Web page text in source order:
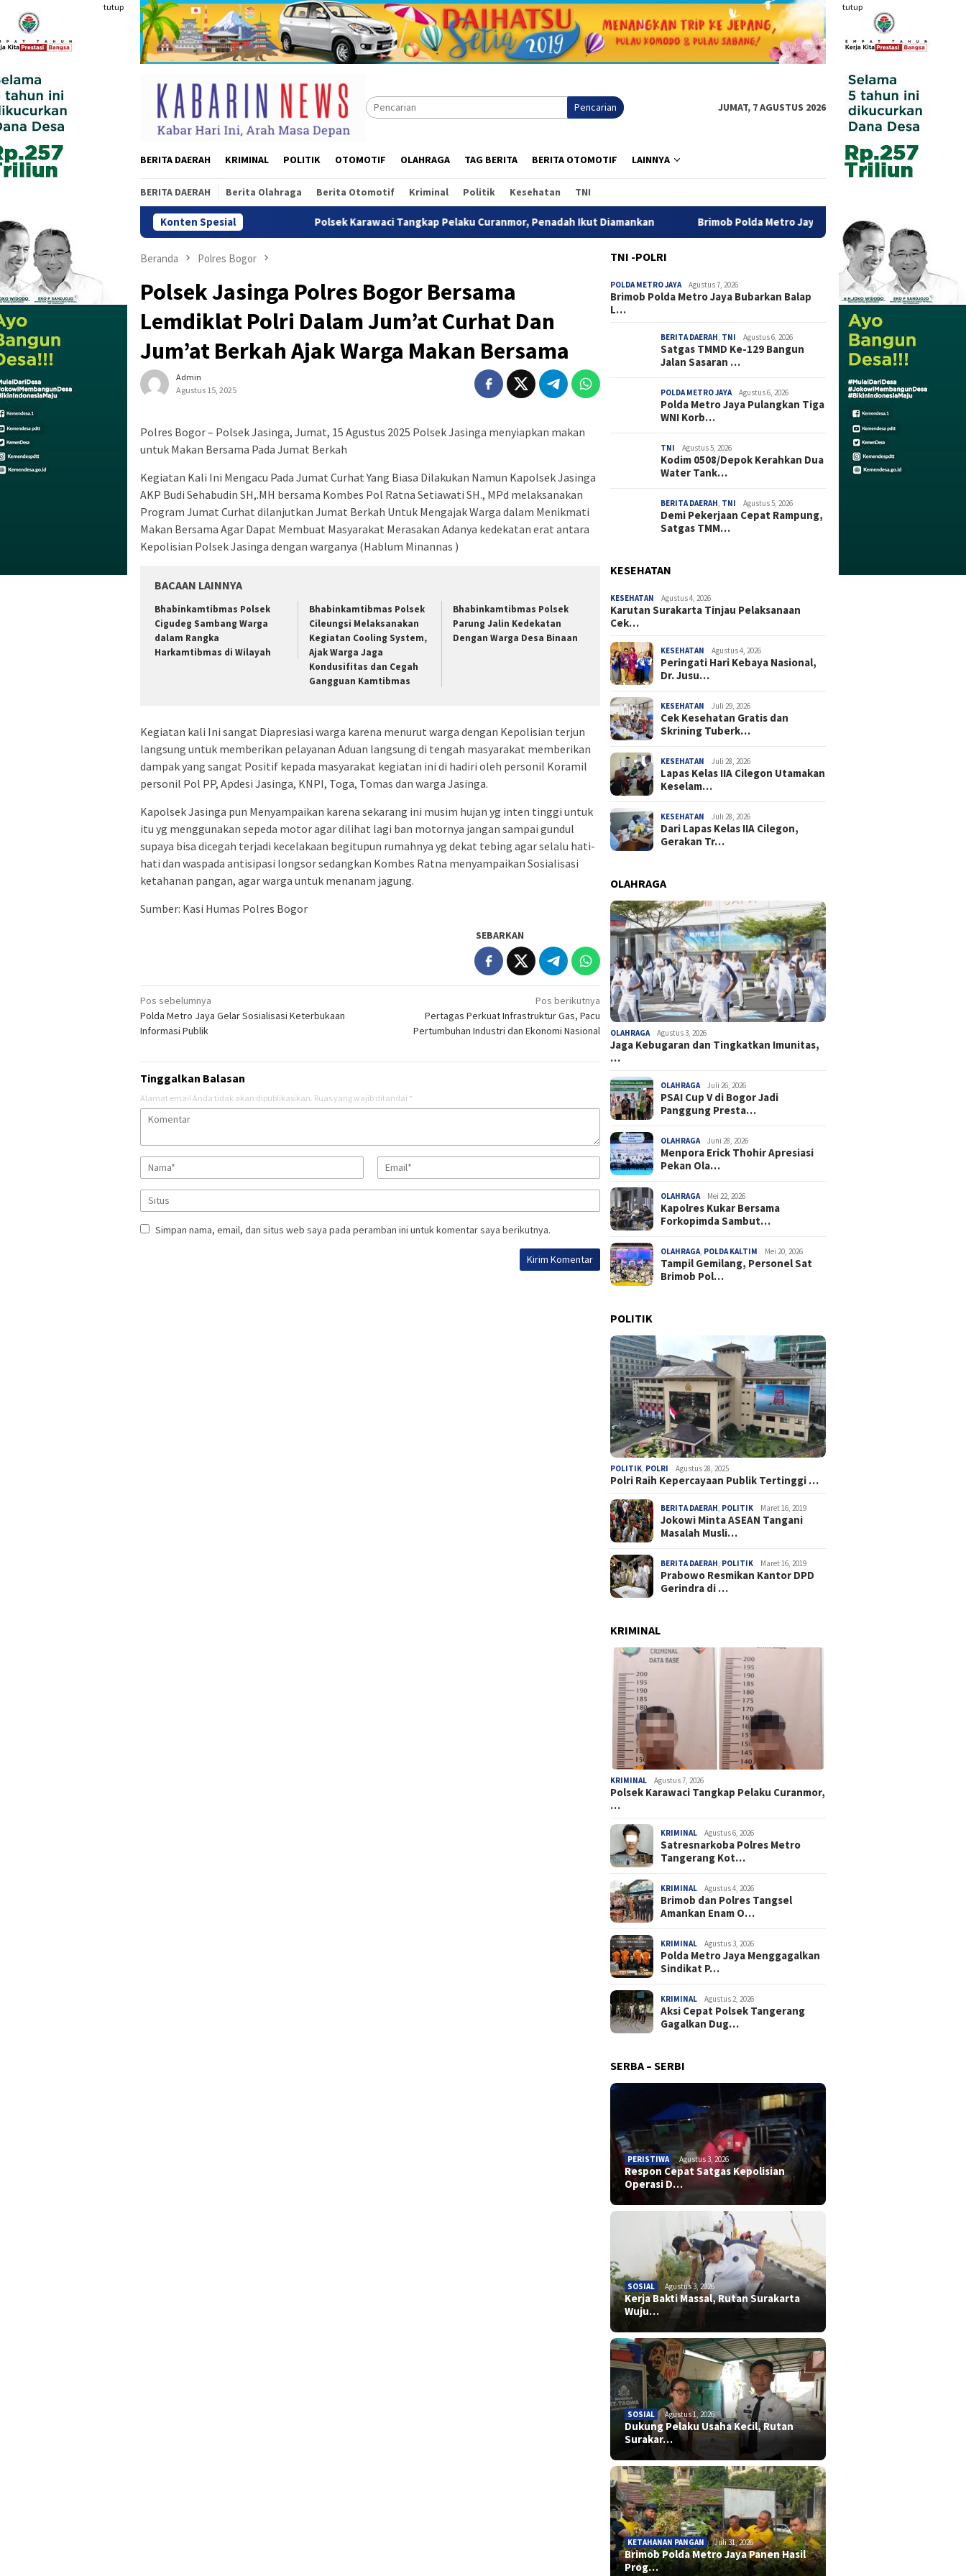
konten
tutup tutup
Pencarian JUMAT, 7 AGUSTUS 2026
BERITA DAERAH KRIMINAL POLITIK OTOMOTIF OLAHRAGA TAG BERITA BERITA OTOMOTIF LAINNYA
BERITA DAERAH Berita Olahraga Berita Otomotif Kriminal Politik Kesehatan TNI
Konten SpesialPolsek Karawaci Tangkap Pelaku Curanmor, Penadah Ikut Diamankan Brimob Polda Metro Jaya Bubarkan Balap Liar, Sembilan Motor
Beranda Polres Bogor
Polsek Jasinga Polres Bogor Bersama
Lemdiklat Polri Dalam Jum’at Curhat Dan
Jum’at Berkah Ajak Warga Makan Bersama
Admin
Agustus 15, 2025
Polres Bogor – Polsek Jasinga, Jumat, 15 Agustus 2025 Polsek Jasinga menyiapkan makan
untuk Makan Bersama Pada Jumat Berkah
Kegiatan Kali Ini Mengacu Pada Jumat Curhat Yang Biasa Dilakukan Namun Kapolsek Jasinga
AKP Budi Sehabudin SH,.MH bersama Kombes Pol Ratna Setiawati SH., MPd melaksanakan
Program Jumat Curhat dilanjutkan Jumat Berkah Untuk Mengajak Warga dalam Menikmati
Makan Bersama Agar Dapat Membuat Masyarakat Merasakan Adanya kedekatan erat antara
Kepolisian Polsek Jasinga dengan warganya (Hablum Minannas )
BACAAN LAINNYA
Bhabinkamtibmas Polsek
Cigudeg Sambang Warga
dalam Rangka
Harkamtibmas di Wilayah
Bhabinkamtibmas Polsek
Cileungsi Melaksanakan
Kegiatan Cooling System,
Ajak Warga Jaga
Kondusifitas dan Cegah
Gangguan Kamtibmas
Bhabinkamtibmas Polsek
Parung Jalin Kedekatan
Dengan Warga Desa Binaan
Kegiatan kali Ini sangat Diapresiasi warga karena menurut warga dengan Kepolisian terjun
langsung untuk memberikan pelayanan Aduan langsung di tengah masyarakat memberikan
dampak yang sangat Positif kepada masyarakat kegiatan ini di hadiri oleh personil Koramil
personil Pol PP, Apdesi Jasinga, KNPI, Toga, Tomas dan warga Jasinga.
Kapolsek Jasinga pun Menyampaikan karena sekarang ini musim hujan yg inten tinggi untuk
itu yg menggunakan sepeda motor agar dilihat lagi ban motornya jangan sampai gundul
supaya bisa dicegah terjadi kecelakaan begitupun rumahnya yg dekat tebing agar selalu hati-
hati dan waspada antisipasi longsor sedangkan Kombes Ratna menyampaikan Sosialisasi
ketahanan pangan, agar warga untuk menanam jagung.
Sumber: Kasi Humas Polres Bogor
SEBARKAN
Navigasi
pos
Pos sebelumnya
Polda Metro Jaya Gelar Sosialisasi Keterbukaan
Informasi Publik
Pos berikutnya
Pertagas Perkuat Infrastruktur Gas, Pacu
Pertumbuhan Industri dan Ekonomi Nasional
Tinggalkan Balasan
Alamat email Anda tidak akan dipublikasikan. Ruas yang wajib ditandai *
Simpan nama, email, dan situs web saya pada peramban ini untuk komentar saya berikutnya.
TNI -POLRI
POLDA METRO JAYA Agustus 7, 2026
Brimob Polda Metro Jaya Bubarkan Balap
L…
BERITA DAERAH TNI Agustus 6, 2026
Satgas TMMD Ke-129 Bangun
Jalan Sasaran …
POLDA METRO JAYA Agustus 6, 2026
Polda Metro Jaya Pulangkan Tiga
WNI Korb…
TNI Agustus 5, 2026
Kodim 0508/Depok Kerahkan Dua
Water Tank…
BERITA DAERAH TNI Agustus 5, 2026
Demi Pekerjaan Cepat Rampung,
Satgas TMM…
KESEHATAN
KESEHATAN Agustus 4, 2026
Karutan Surakarta Tinjau Pelaksanaan
Cek…
KESEHATAN Agustus 4, 2026
Peringati Hari Kebaya Nasional,
Dr. Jusu…
KESEHATAN Juli 29, 2026
Cek Kesehatan Gratis dan
Skrining Tuberk…
KESEHATAN Juli 28, 2026
Lapas Kelas IIA Cilegon Utamakan
Keselam…
KESEHATAN Juli 28, 2026
Dari Lapas Kelas IIA Cilegon,
Gerakan Tr…
OLAHRAGA
OLAHRAGA Agustus 3, 2026
Jaga Kebugaran dan Tingkatkan Imunitas,
…
OLAHRAGA Juli 26, 2026
PSAI Cup V di Bogor Jadi
Panggung Presta…
OLAHRAGA Juni 28, 2026
Menpora Erick Thohir Apresiasi
Pekan Ola…
OLAHRAGA Mei 22, 2026
Kapolres Kukar Bersama
Forkopimda Sambut…
OLAHRAGA, POLDA KALTIM Mei 20, 2026
Tampil Gemilang, Personel Sat
Brimob Pol…
POLITIK
POLITIK, POLRI Agustus 28, 2025
Polri Raih Kepercayaan Publik Tertinggi …
BERITA DAERAH, POLITIK Maret 16, 2019
Jokowi Minta ASEAN Tangani
Masalah Musli…
BERITA DAERAH, POLITIK Maret 16, 2019
Prabowo Resmikan Kantor DPD
Gerindra di …
KRIMINAL
KRIMINAL Agustus 7, 2026
Polsek Karawaci Tangkap Pelaku Curanmor,
…
KRIMINAL Agustus 6, 2026
Satresnarkoba Polres Metro
Tangerang Kot…
KRIMINAL Agustus 4, 2026
Brimob dan Polres Tangsel
Amankan Enam O…
KRIMINAL Agustus 3, 2026
Polda Metro Jaya Menggagalkan
Sindikat P…
KRIMINAL Agustus 2, 2026
Aksi Cepat Polsek Tangerang
Gagalkan Dug…
SERBA – SERBI
PERISTIWA Agustus 3, 2026
Respon Cepat Satgas Kepolisian
Operasi D…
SOSIAL Agustus 3, 2026
Kerja Bakti Massal, Rutan Surakarta
Wuju…
SOSIAL Agustus 1, 2026
Dukung Pelaku Usaha Kecil, Rutan
Surakar…
KETAHANAN PANGAN Juli 31, 2026
Brimob Polda Metro Jaya Panen Hasil
Prog…